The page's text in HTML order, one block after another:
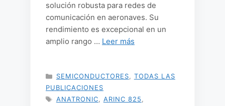
solución robusta para redes de
comunicación en aeronaves. Su
rendimiento es excepcional en un
amplio rango … Leer más
CATEGORÍAS
SEMICONDUCTORES
TODAS LAS
PUBLICACIONES
ETIQUETAS
ANATRONIC ARINC 825